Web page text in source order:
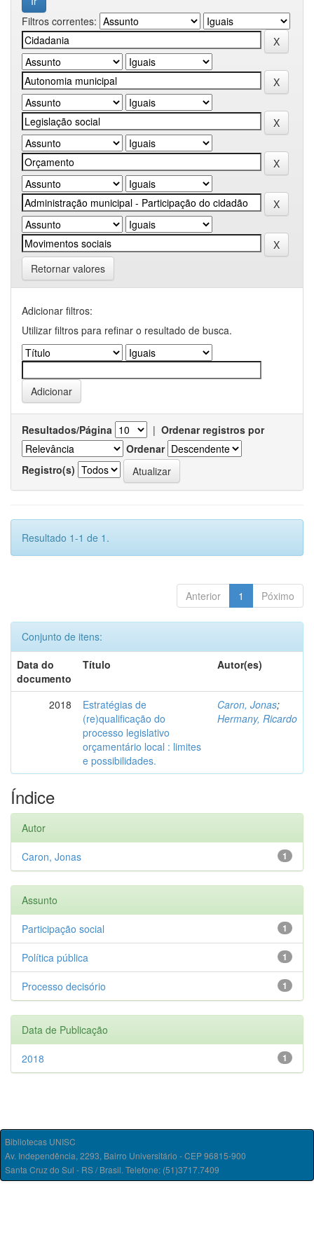
Filtros correntes:
Retornar valores
Adicionar filtros:
Utilizar filtros para refinar o resultado de busca.
Resultados/Página | Ordenar registros por
Ordenar
Registro(s)
Resultado 1-1 de 1.
Anterior 1 Póximo
Conjunto de itens:
Data do
documento
Título Autor(es)
2018
Estratégias de
(re)qualificação do
processo legislativo
orçamentário local : limites
e possibilidades.
Caron, Jonas;
Hermany, Ricardo
Índice
Autor
1
Caron, Jonas
Assunto
1
Participação social
1
Política pública
1
Processo decisório
Data de Publicação
1
2018
Bibliotecas UNISC
Av. Independência, 2293, Bairro Universitário - CEP 96815-900
Santa Cruz do Sul - RS / Brasil. Telefone: (51)3717.7409